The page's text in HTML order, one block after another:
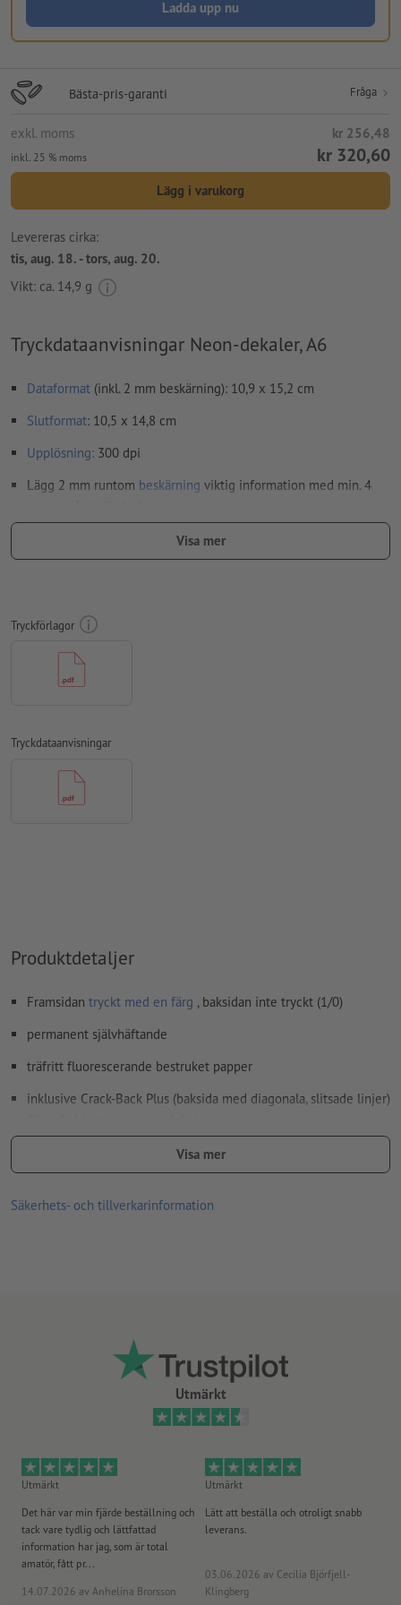
Ladda upp nu
Bästa-pris-garanti Fråga
exkl. moms kr 256,48
inkl. 25 % moms kr 320,60
Lägg i varukorg
Levereras cirka:
tis, aug. 18. - tors, aug. 20.
Vikt: ca. 14,9 g
Tryckdataanvisningar Neon-dekaler, A6
Dataformat (inkl. 2 mm beskärning): 10,9 x 15,2 cm
Slutformat: 10,5 x 14,8 cm
Upplösning: 300 dpi
Lägg 2 mm runtom beskärning viktig information med min. 4
måste våra fullständigt inbäddade eller
konverterade till kurvor
obestruket papper
övertrycksinställningar
Innehåll frånformulärfält
Hur skapar jag utskriftsdata korrekt?
Visa mer
Tryckförlagor
Tryckdataanvisningar
Produktdetaljer
Framsidan tryckt med en färg , baksidan inte tryckt (1/0)
permanent självhäftande
träfritt fluorescerande bestruket papper
inklusive Crack-Back Plus (baksida med diagonala, slitsade linjer)
skapar största uppmärksamhet
Visa mer
Säkerhets- och tillverkarinformation
Utmärkt
Utmärkt
Det här var min fjärde beställning och
tack vare tydlig och lättfattad
information har jag, som är total
amatör, fått pr...
14.07.2026 av Anhelina Brorsson
Utmärkt
Lätt att beställa och otroligt snabb
leverans.
03.06.2026 av Cecilia Björfjell-
Klingberg